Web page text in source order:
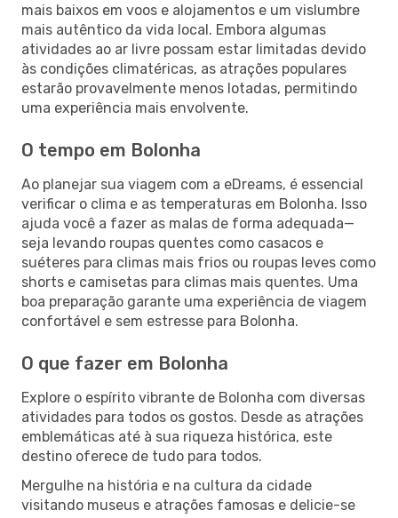
mais baixos em voos e alojamentos e um vislumbre
mais autêntico da vida local. Embora algumas
atividades ao ar livre possam estar limitadas devido
às condições climatéricas, as atrações populares
estarão provavelmente menos lotadas, permitindo
uma experiência mais envolvente.
O tempo em Bolonha
Ao planejar sua viagem com a eDreams, é essencial
verificar o clima e as temperaturas em Bolonha. Isso
ajuda você a fazer as malas de forma adequada—
seja levando roupas quentes como casacos e
suéteres para climas mais frios ou roupas leves como
shorts e camisetas para climas mais quentes. Uma
boa preparação garante uma experiência de viagem
confortável e sem estresse para Bolonha.
O que fazer em Bolonha
Explore o espírito vibrante de Bolonha com diversas
atividades para todos os gostos. Desde as atrações
emblemáticas até à sua riqueza histórica, este
destino oferece de tudo para todos.
Mergulhe na história e na cultura da cidade
visitando museus e atrações famosas e delicie-se